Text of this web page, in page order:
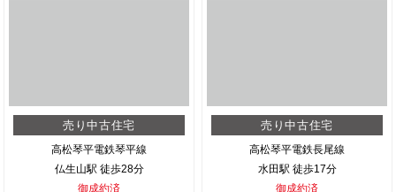
売り中古住宅
高松琴平電鉄琴平線
仏生山駅 徒歩28分
御成約済
売り中古住宅
高松琴平電鉄長尾線
水田駅 徒歩17分
御成約済